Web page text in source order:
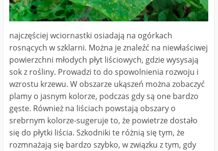
najczęściej wciornastki osiadają na ogórkach
rosnących w szklarni. Można je znaleźć na niewłaściwej
powierzchni młodych płyt liściowych, gdzie wysysają
sok z rośliny. Prowadzi to do spowolnienia rozwoju i
wzrostu krzewu. W obszarze ukąszeń można zobaczyć
plamy o jasnym kolorze, podczas gdy są one bardzo
gęste. Również na liściach powstają obszary o
srebrnym kolorze-sugeruje to, że powietrze dostało
się do płytki liścia. Szkodniki te różnią się tym, że
rozmnażają się bardzo szybko, w związku z tym, gdy